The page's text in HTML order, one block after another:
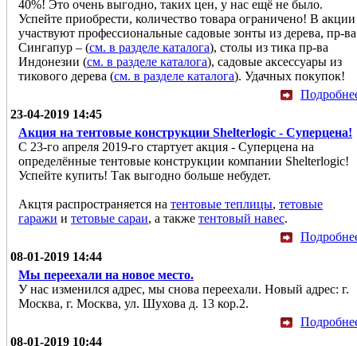
40%! Это очень выгодно, таких цен, у нас ещё не было.
Успейте приобрести, количество товара ограничено! В акции
участвуют профессиональные садовые зонты из дерева, пр-ва
Сингапур – (см. в разделе каталога), столы из тика пр-ва
Индонезии (см. в разделе каталога), садовые аксессуары из
тикового дерева (см. в разделе каталога). Удачных покупок!
23-04-2019 14:45
Акция на тентовые конструкции Shelterlogic - Суперцена!
С 23-го апреля 2019-го стартует акция - Суперцена на
определённые тентовые конструкции компании Shelterlogic!
Успейте купить! Так выгодно больше небудет.
Акцтя распространяется на тентовые теплицы, тетовые
гаражи и тетовые сараи, а также тентовый навес.
08-01-2019 14:44
Мы переехали на новое место.
У нас изменился адрес, мы снова переехали. Новый адрес: г.
Москва, г. Москва, ул. Шухова д. 13 кор.2.
08-01-2019 10:44